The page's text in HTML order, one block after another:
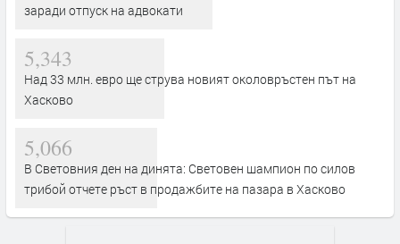
заради отпуск на адвокати
5,343
Над 33 млн. евро ще струва новият околовръстен път на
Хасково
5,066
В Световния ден на динята: Световен шампион по силов
трибой отчете ръст в продажбите на пазара в Хасково